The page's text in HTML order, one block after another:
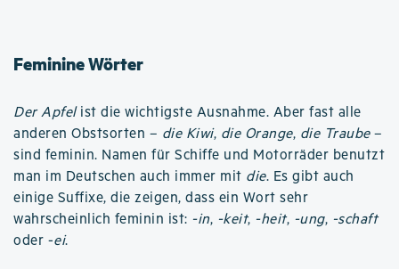
Feminine Wörter
Der Apfelist die wichtigste Ausnahme. Aber fast alle
anderen Obstsorten – die Kiwi, die Orange, die Traube–
sind feminin. Namen für Schiffe und Motorräder benutzt
man im Deutschen auch immer mit die. Es gibt auch
einige Suffixe, die zeigen, dass ein Wort sehr
wahrscheinlich feminin ist: -in, -keit, -heit, -ung, -schaft
oder -ei.